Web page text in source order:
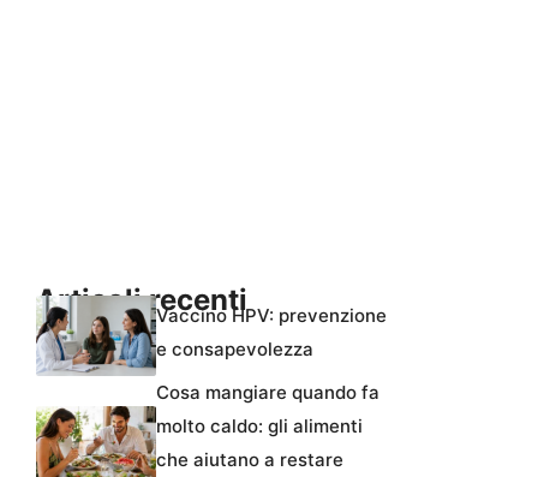
Articoli recentiVaccino HPV: prevenzione
e consapevolezza
Cosa mangiare quando fa
molto caldo: gli alimenti
che aiutano a restare